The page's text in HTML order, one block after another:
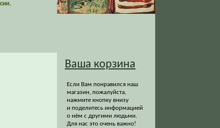
Ваша корзина
Если Вам понравился наш
магазин, пожалуйста,
нажмите кнопку внизу
и поделитесь информацией
о нём с другими людьми.
Для нас это очень важно!